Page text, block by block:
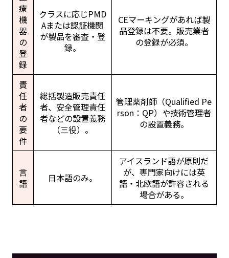
療
機
器
の
登
録
クラスに応じPMD
Aまたは認証機関
が製品を審査・登
録。
CEマーキングがあれば製
品登録は不要。販売業者
の登録が必須。
責
任
者
の
要
件
総括製造販売責任
者、安全管理責任
者などの設置義務
（三役）。
管理薬剤師（Qualified Pe
rson：QP）や技術管理者
の設置義務。
言
語
日本語のみ。
アイスランド語が原則だ
が、専門家向けには英
語・北欧語が許容される
場合がある。